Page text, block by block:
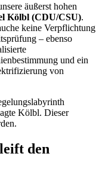
äußerst hohen
Kölbl (CDU/CSU).
keine Verpflichtung
– ebenso
und ein
von
Kölbl. Dieser
den